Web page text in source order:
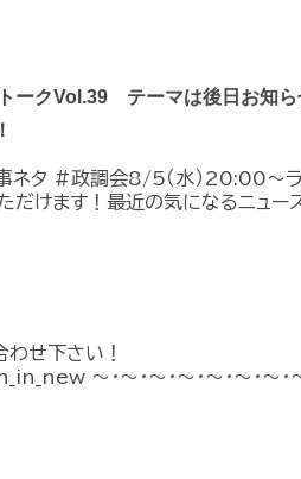
ークVol.39 テーマは後日お知ら
タ #政調会8/5（水）20:00～
だけます！最近の気になるニュー
わせ下さい！
・～・～・～・～・～・～・～